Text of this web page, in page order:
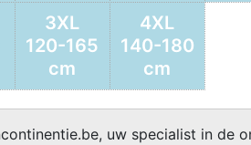
3XL
120-165
cm
4XL
140-180
cm
uw specialist in de